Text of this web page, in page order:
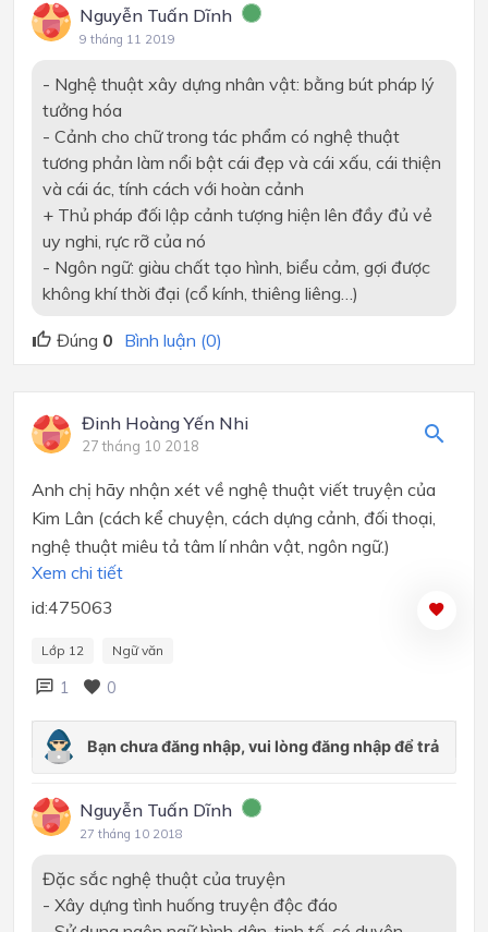
Nguyễn Tuấn Dĩnh
9 tháng 11 2019
- Nghệ thuật xây dựng nhân vật: bằng bút pháp lý
tưởng hóa
- Cảnh cho chữ trong tác phẩm có nghệ thuật
tương phản làm nổi bật cái đẹp và cái xấu, cái thiện
và cái ác, tính cách với hoàn cảnh
+ Thủ pháp đối lập cảnh tượng hiện lên đầy đủ vẻ
uy nghi, rực rỡ của nó
- Ngôn ngữ: giàu chất tạo hình, biểu cảm, gợi được
không khí thời đại (cổ kính, thiêng liêng…)
Đúng 0 Bình luận (0)
Đinh Hoàng Yến Nhi
27 tháng 10 2018
Anh chị hãy nhận xét về nghệ thuật viết truyện của
Kim Lân (cách kể chuyện, cách dựng cảnh, đối thoại,
nghệ thuật miêu tả tâm lí nhân vật, ngôn ngữ.)
Xem chi tiết
id:475063
Lớp 12 Ngữ văn
1 0
Nguyễn Tuấn Dĩnh
27 tháng 10 2018
Đặc sắc nghệ thuật của truyện
- Xây dựng tình huống truyện độc đáo